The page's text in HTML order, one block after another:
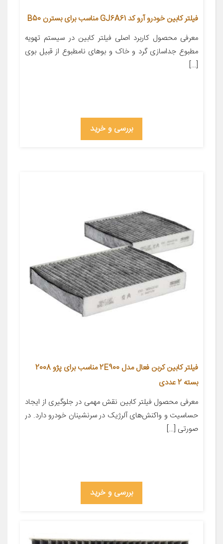
فیلتر کابین خودرو آرو کد GJ6A61 مناسب برای بسترن B50
معرفی محصول کاربرد اصلی فیلتر کابین در سیستم تهویه
مطبوع جداسازی گرد و خاک و بوهای نامطبوع از قبیل بوی
[…]
بررسی و خرید
فیلتر کابین کربن فعال مدل 2E900 مناسب برای پژو 2008
بسته 2 عددی
معرفی محصول فیلتر کابین نقش مهمی در جلوگیری از ایجاد
حساسیت و واکنش‌های آلرژیک در سرنشینان خودرو دارد. در
صورتی […]
بررسی و خرید